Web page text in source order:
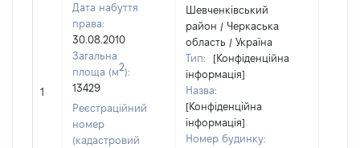
1
Дата набуття
права:
30.08.2010
Загальна
площа (м2):
13429
Реєстраційний
номер
(кадастровий
Шевченківський
район / Черкаська
область / Україна
Тип:
[Конфіденційна
інформація]
Назва:
[Конфіденційна
інформація]
Номер будинку: